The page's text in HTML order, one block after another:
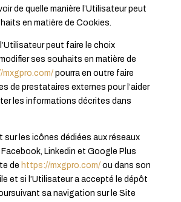
de quelle manière l’Utilisateur peut
en matière de Cookies.
peut faire le choix
ses souhaits en matière de
pourra en outre faire
de prestataires externes pour l’aider
les informations décrites dans
sur les icônes dédiées aux réseaux
Linkedin et Google Plus
de https://mxgpro.com/ou dans son
et si l’Utilisateur a accepté le dépôt
sa navigation sur le Site